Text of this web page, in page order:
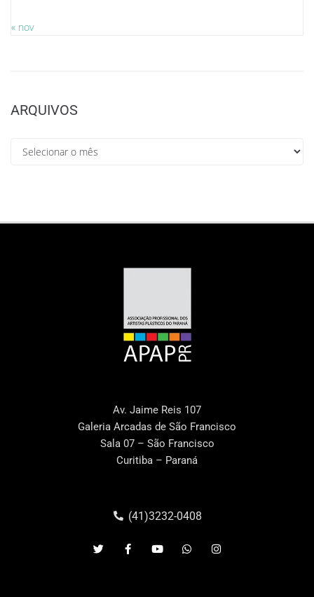
« nov
ARQUIVOS
Av. Jaime Reis 107
Galeria Arcadas de São Francisco
Sala 07 – São Francisco
Curitiba – Paraná
(41)3232-0408